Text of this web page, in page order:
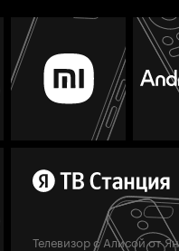
Телевизор с Алисой от